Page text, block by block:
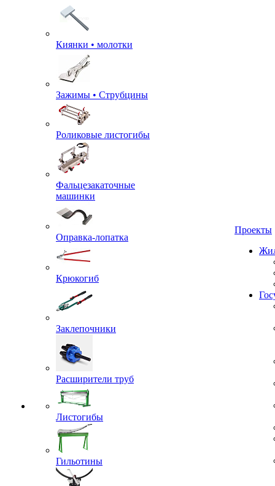
Киянки • молотки
Зажимы • Струбцины
Роликовые листогибы
Фальцезакаточные
машинки
Оправка-лопатка
Крюкогиб
Заклепочники
Расширители труб
Листогибы
Гильотины
Проекты